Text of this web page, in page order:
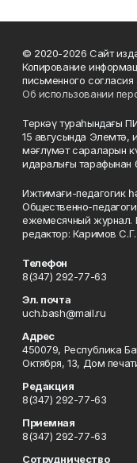
© 2020-2026 Сайт
Копирование
письменного
Об использовании
Теркәү тураһындағы
15 авгусында Элемтә,
мәғлүмәт сараларын
идаралығы тарафынан
Ижтимағи-педагогик
Общественно-
ежемесячный журнал.
редактор: Каримов С.Г.
Телефон
8(347) 292-77-63
Эл. почта
uch.bash@mail.ru
Адрес
450079, Республика
Октября, 13, Дом
Редакция
8(347) 292-77-63
Приемная
8(347) 292-77-63
Сотрудничество